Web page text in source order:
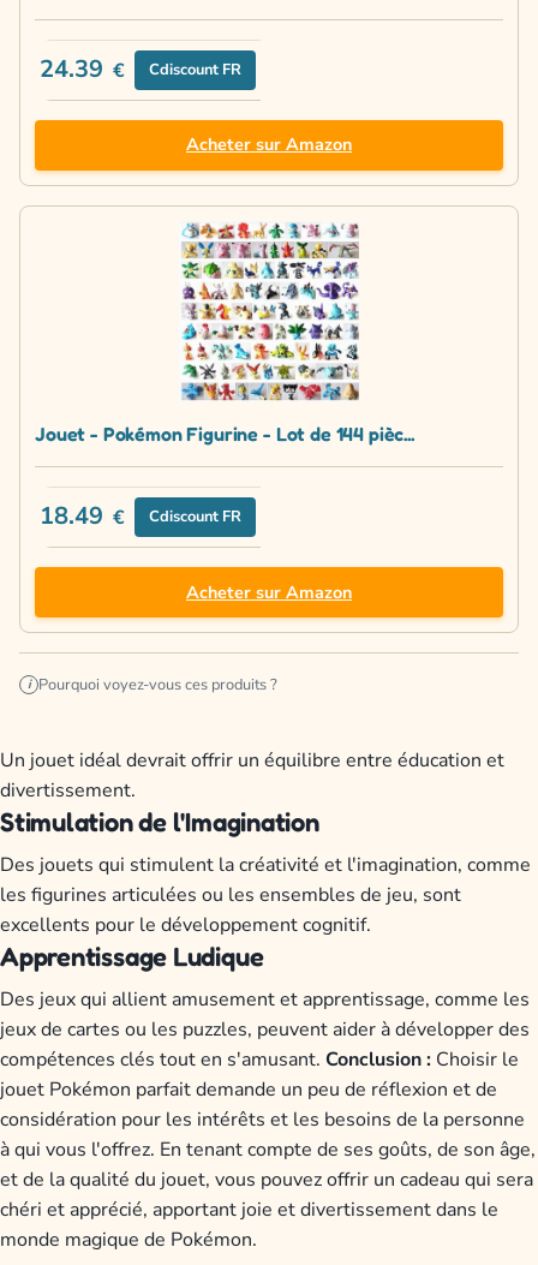
24.39 € Cdiscount FR
Acheter sur Amazon
Jouet - Pokémon Figurine - Lot de 144 pièc...
18.49 € Cdiscount FR
Acheter sur Amazon
i Pourquoi voyez-vous ces produits ?
Un jouet idéal devrait offrir un équilibre entre éducation et
divertissement.
Stimulation de l'Imagination
Des jouets qui stimulent la créativité et l'imagination, comme
les figurines articulées ou les ensembles de jeu, sont
excellents pour le développement cognitif.
Apprentissage Ludique
Des jeux qui allient amusement et apprentissage, comme les
jeux de cartes ou les puzzles, peuvent aider à développer des
compétences clés tout en s'amusant. Conclusion : Choisir le
jouet Pokémon parfait demande un peu de réflexion et de
considération pour les intérêts et les besoins de la personne
à qui vous l'offrez. En tenant compte de ses goûts, de son âge,
et de la qualité du jouet, vous pouvez offrir un cadeau qui sera
chéri et apprécié, apportant joie et divertissement dans le
monde magique de Pokémon.